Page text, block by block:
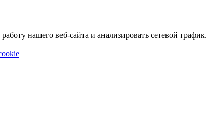
нашего веб-сайта и анализировать сетевой трафик.